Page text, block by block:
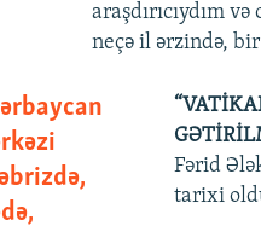
araşdırıcıydım
neçə il ərzində, bir
Fərid
tarixi